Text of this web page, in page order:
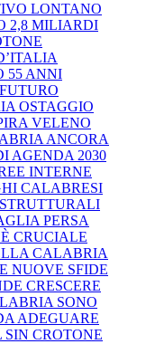
LONTANO
2,8 MILIARDI
55 ANNI
OSTAGGIO
VELENO
ANCORA
AGENDA 2030
INTERNE
CALABRESI
PERSA
CRUCIALE
CALABRIA
NUOVE SFIDE
CRESCERE
SONO
ADEGUARE
CROTONE